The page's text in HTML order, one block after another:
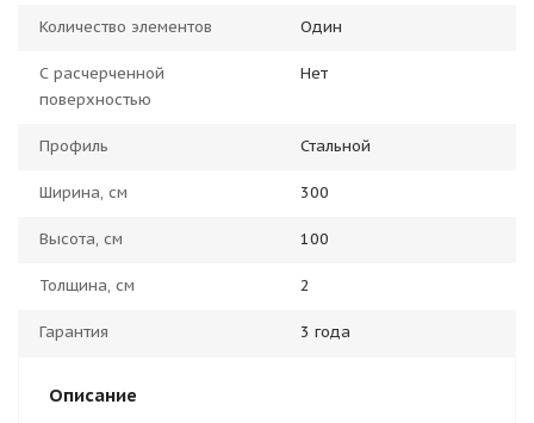
Количество элементов Один
С расчерченной
поверхностью
Нет
Профиль Стальной
Ширина, см 300
Высота, см 100
Толщина, см 2
Гарантия 3 года
Описание